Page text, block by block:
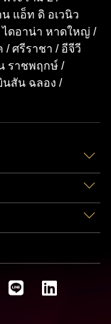
แอ็ท ดิ อเวนิว
ไดอาน่า หาดใหญ่ /
/ ศรีราชา / อีจีวี
ราชพฤกษ์ /
นสัน ฉลอง /